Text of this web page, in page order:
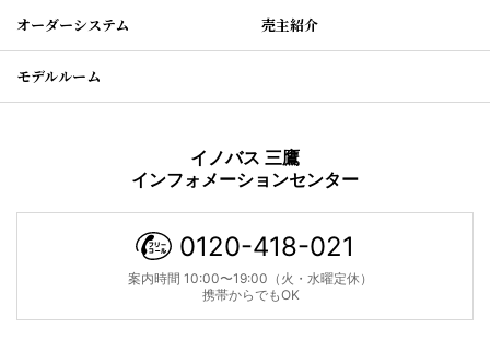
オーダーシステム 売主紹介
モデルルーム
イノバス 三鷹
インフォメーションセンター
0120-418-021
案内時間 10:00〜19:00（火・水曜定休）
携帯からでもOK